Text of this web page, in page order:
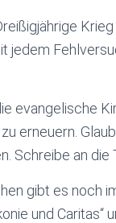
jedem
evangelische
erneuern.
Schreibe an die
gibt es noch
und Caritas“